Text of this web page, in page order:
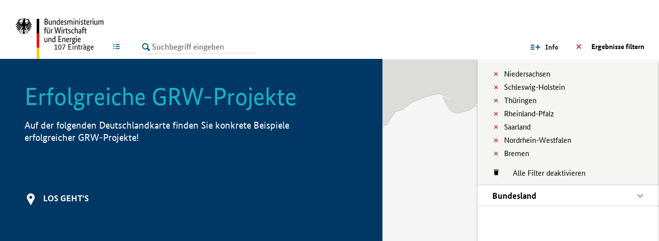
LISTE Ergebnisse filtern
Info
Niedersachsen
Schleswig-Holstein
Thüringen
Rheinland-Pfalz
Saarland
Nordrhein-Westfalen
Bremen
Alle Filter deaktivieren
Bundesland
107 Einträge
Erfolgreiche GRW-Projekte
Auf der folgenden Deutschlandkarte finden Sie konkrete Beispiele
erfolgreicher GRW-Projekte!
LOS GEHT'S